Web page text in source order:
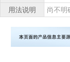
用法说明
尚不明